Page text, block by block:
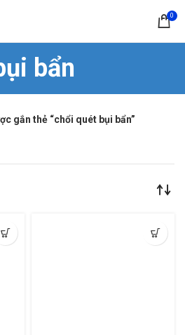
0
bẩn
gắn thẻ “chổi quét bụi bẩn”